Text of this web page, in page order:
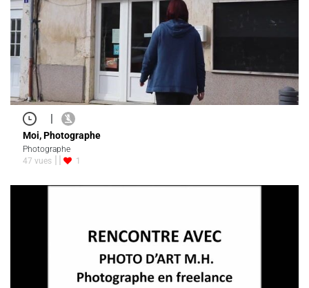
|
Moi, Photographe
Photographe
47 vues
1